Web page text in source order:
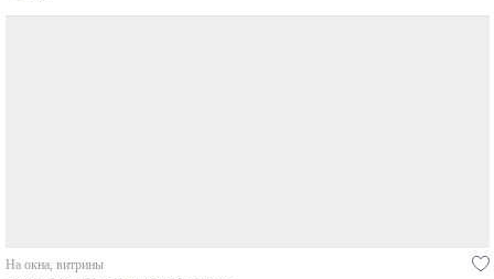
На окна, витрины